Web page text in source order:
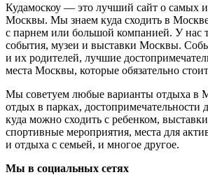
Кудамоскоу — это лучший сайт о самых
Москвы. Мы знаем куда сходить в
с парнем или большой компанией. У нас
события, музеи и выставки Москвы.
и их родителей, лучшие
места Москвы, которые обязательно
Мы советуем любые варианты отдыха в
отдых в парках, достопримечательности
куда можно сходить с ребенком,
спортивные мероприятия, места для
и отдыха с семьей, и многое другое.
Мы в социальных сетях